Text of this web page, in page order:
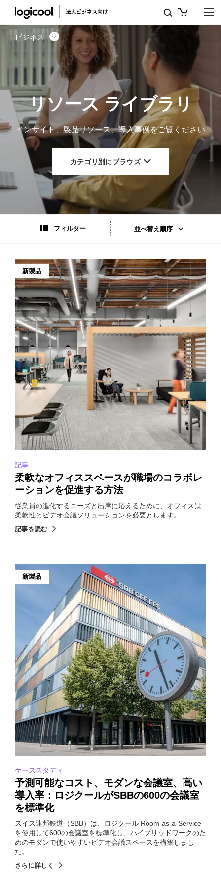
リ
ソ
ー
ス
ラ
イ
ブ
|
ロ
ジ
ル
ビ
ジ
ネ
ス
ビジネス
リソース ライブラリ
インサイト、製品リソース、導入事例をご覧ください
カテゴリ別にブラウズ
フィルター 並べ替え順序
新製品
記事
柔軟なオフィススペースが職場のコラボレ
ーションを促進する方法
従業員の進化するニーズと出席に応えるために、オフィスは
柔軟性とビデオ会議ソリューションを必要とします。
記事を読む
新製品
ケーススタディ
予測可能なコスト、モダンな会議室、高い
導入率：ロジクールがSBBの600の会議室
を標準化
スイス連邦鉄道（SBB）は、ロジクール Room-as-a-Service
を使用して600の会議室を標準化し、ハイブリッドワークのた
めのモダンで使いやすいビデオ会議スペースを構築しまし
た。
さらに詳しく